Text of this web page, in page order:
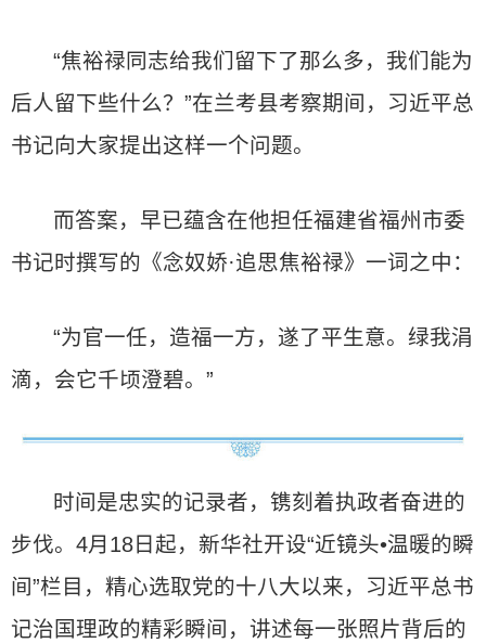
“焦裕禄同志给我们留下了那么多，我们能为
后人留下些什么？”在兰考县考察期间，习近平总
书记向大家提出这样一个问题。
而答案，早已蕴含在他担任福建省福州市委
书记时撰写的《念奴娇·追思焦裕禄》一词之中：
“为官一任，造福一方，遂了平生意。绿我涓
滴，会它千顷澄碧。”
时间是忠实的记录者，镌刻着执政者奋进的
步伐。4月18日起，新华社开设“近镜头•温暖的瞬
间”栏目，精心选取党的十八大以来，习近平总书
记治国理政的精彩瞬间，讲述每一张照片背后的